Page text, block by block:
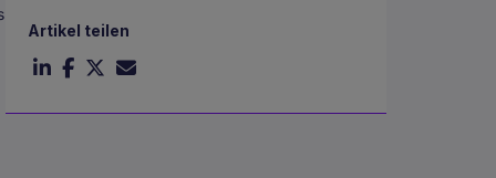
Artikel teilen